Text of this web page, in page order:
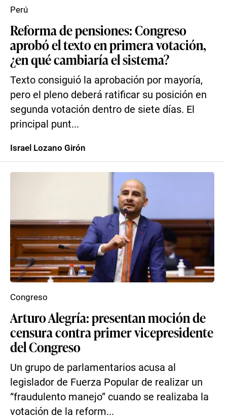
Reforma de pensiones: Congreso
aprobó el texto en primera votación,
¿en qué cambiaría el sistema?
Texto consiguió la aprobación por mayoría,
pero el pleno deberá ratificar su posición en
segunda votación dentro de siete días. El
principal punt...
Perú
Israel Lozano Girón
Arturo Alegría: presentan moción de
censura contra primer vicepresidente
del Congreso
Un grupo de parlamentarios acusa al
legislador de Fuerza Popular de realizar un
“fraudulento manejo” cuando se realizaba la
votación de la reform...
Congreso